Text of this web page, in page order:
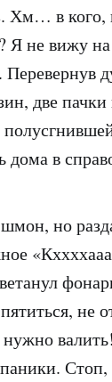
Хм… в кого,
Я не вижу
две
дома в
но
не
паники.